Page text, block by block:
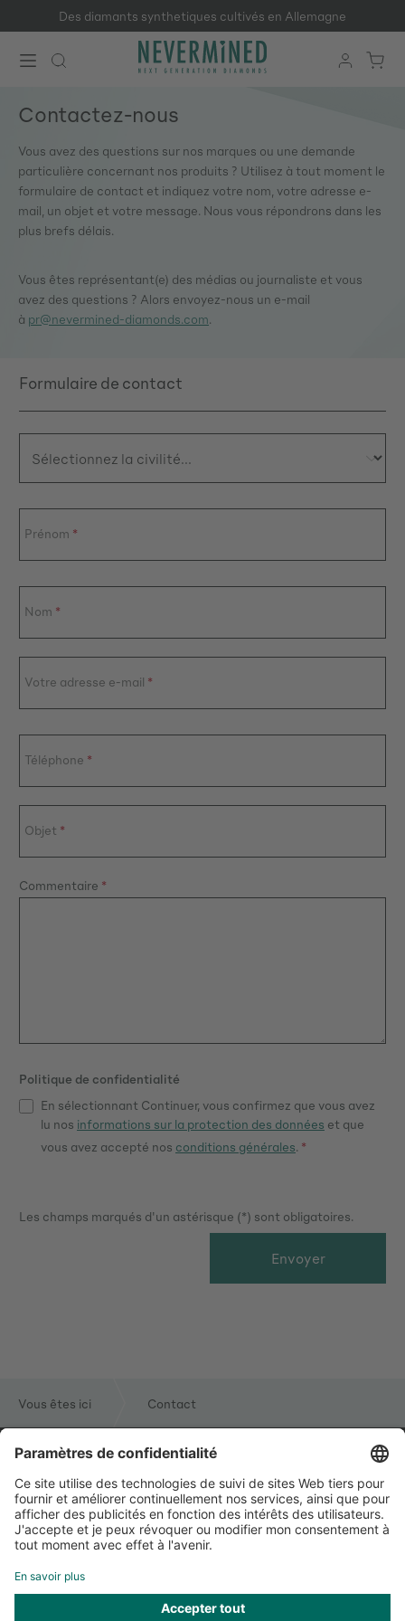
Passer au contenu principal
Des diamants synthetiques cultivés en Allemagne
Contactez-nous
Vous avez des questions sur nos marques ou une demande
particulière concernant nos produits ? Utilisez à tout moment le
formulaire de contact et indiquez votre nom, votre adresse e-
mail, un objet et votre message. Nous vous répondrons dans les
plus brefs délais.
Vous êtes représentant(e) des médias ou journaliste et vous
avez des questions ? Alors envoyez-nous un e-mail
à pr@nevermined-diamonds.com.
Formulaire de contact
Prénom *
Nom *
Votre adresse e-mail *
Téléphone *
Objet *
Commentaire *
Politique de confidentialité
En sélectionnant Continuer, vous confirmez que vous avez
lu nos informations sur la protection des données et que
vous avez accepté nos conditions générales. *
Les champs marqués d'un astérisque (*) sont obligatoires.
Envoyer
Vous êtes ici Contact
Service
Informations
Suivez-nous